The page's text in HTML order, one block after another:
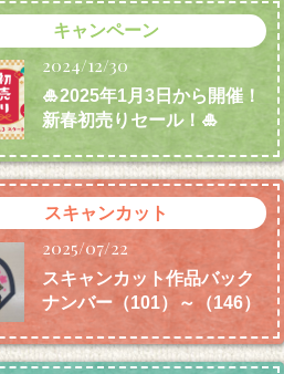
キャンペーン
2024/12/30
🎍2025年1月3日から開催！
新春初売りセール！🎍
スキャンカット
2025/07/22
スキャンカット作品バック
ナンバー（101）～（146）